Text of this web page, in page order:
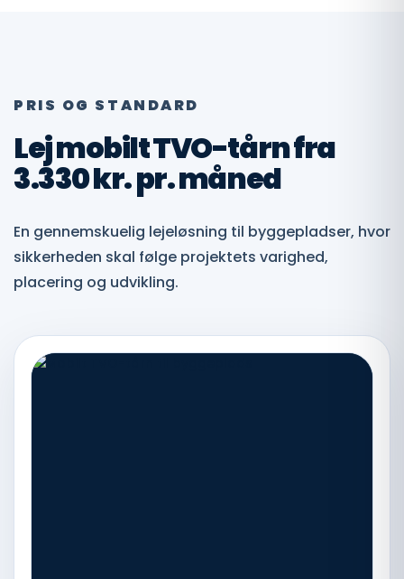
PRIS OG STANDARD
Lej mobilt TVO-tårn fra
3.330 kr. pr. måned
En gennemskuelig lejeløsning til byggepladser, hvor
sikkerheden skal følge projektets varighed,
placering og udvikling.